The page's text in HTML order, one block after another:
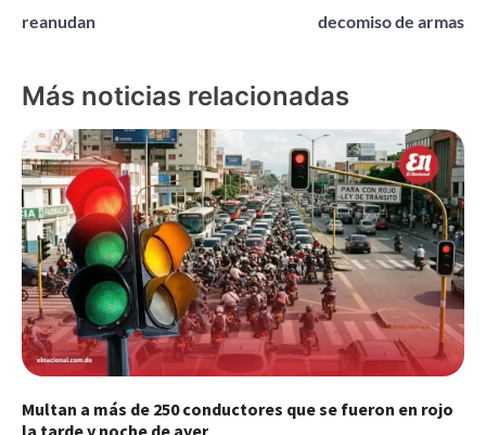
reanudan
decomiso de armas
Más noticias relacionadas
Multan a más de 250 conductores que se fueron en rojo